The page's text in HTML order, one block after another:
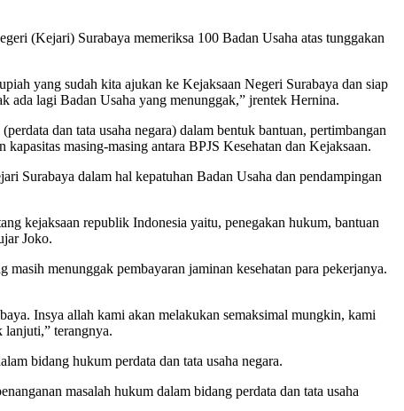
(Kejari) Surabaya memeriksa 100 Badan Usaha atas tunggakan
yang sudah kita ajukan ke Kejaksaan Negeri Surabaya dan siap
ada lagi Badan Usaha yang menunggak,” jrentek Hernina.
dan tata usaha negara) dalam bentuk bantuan, pertimbangan
masing-masing antara BPJS Kesehatan dan Kejaksaan.
Surabaya dalam hal kepatuhan Badan Usaha dan pendampingan
kejaksaan republik Indonesia yaitu, penegakan hukum, bantuan
Joko.
menunggak pembayaran jaminan kesehatan para pekerjanya.
Insya allah kami akan melakukan semaksimal mungkin, kami
lanjuti,” terangnya.
bidang hukum perdata dan tata usaha negara.
masalah hukum dalam bidang perdata dan tata usaha